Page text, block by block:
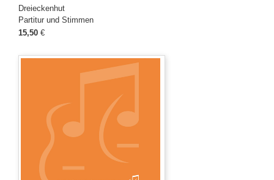
Dreieckenhut
Partitur und Stimmen
15,50 €